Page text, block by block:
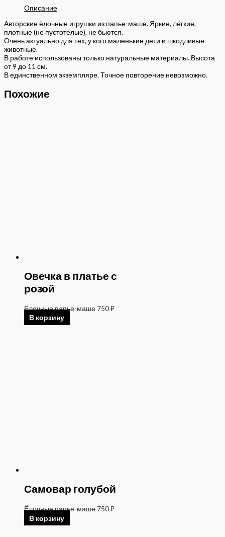
Описание
Авторские ёлочные игрушки из папье-маше. Яркие, лёгкие,
плотные (не пустотелые), не бьются.
Очень актуально для тех, у кого маленькие дети и шкодливые
животные.
В работе использованы только натуральные материалы. Высота
от 9 до 11 см.
В единственном экземпляре. Точное повторение невозможно.
Похожие
Овечка в платье с
розой
Ёлочные папье-маше 750₽
В корзину
Самовар голубой
Ёлочные папье-маше 750₽
В корзину